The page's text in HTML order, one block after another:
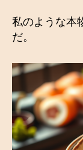
私のような本
だ。